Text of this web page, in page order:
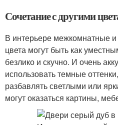
Сочетание с другими
В интерьере межкомнатные
цвета могут быть как
безлико и скучно. И очень
использовать темные
разбавлять светлыми или
могут оказаться картины,